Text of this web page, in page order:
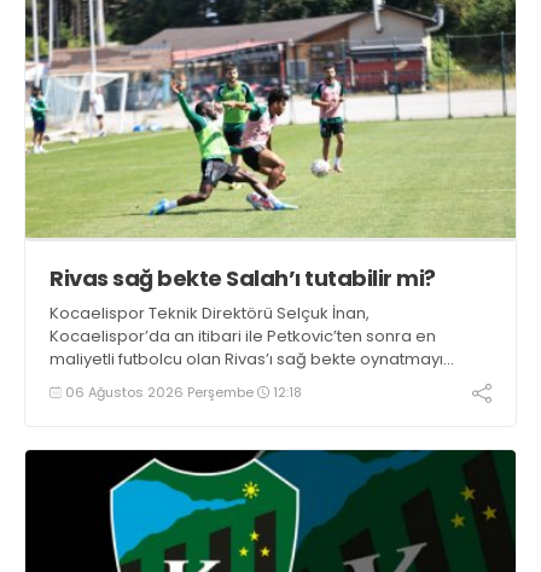
Rivas sağ bekte Salah’ı tutabilir mi?
Kocaelispor Teknik Direktörü Selçuk İnan,
Kocaelispor’da an itibari ile Petkovic’ten sonra en
maliyetli futbolcu olan Rivas’ı sağ bekte oynatmayı
düşünüyor.
06 Ağustos 2026 Perşembe 12:18